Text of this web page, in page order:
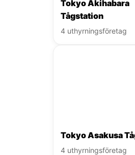
Tokyo Akihabara
Tågstation
4 uthyrningsföretag
Tokyo Asakusa
4 uthyrningsföretag